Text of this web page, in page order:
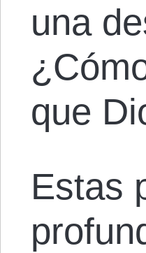
una
que
Estas